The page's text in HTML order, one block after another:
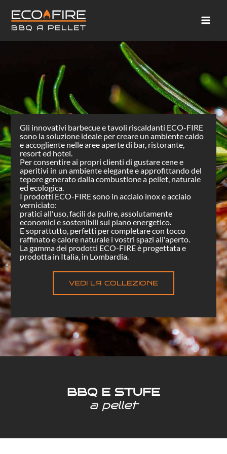
Gli innovativi barbecue e tavoli riscaldanti ECO-FIRE
sono la soluzione ideale per creare un ambiente caldo
e accogliente nelle aree aperte di bar, ristorante,
resort ed hotel.
Per consentire ai propri clienti di gustare cene e
aperitivi in un ambiente elegante e approfittando del
tepore generato dalla combustione a pellet, naturale
ed ecologica.
I prodotti ECO-FIRE sono in acciaio inox e acciaio
verniciato:
pratici all'uso, facili da pulire, assolutamente
economici e sostenibili sul piano energetico.
E soprattutto, perfetti per completare con tocco
raffinato e calore naturale i vostri spazi all'aperto.
La gamma dei prodotti ECO-FIRE è progettata e
prodotta in Italia, in Lombardia.
VEDI LA COLLEZIONE
BBQ E STUFE
a pellet